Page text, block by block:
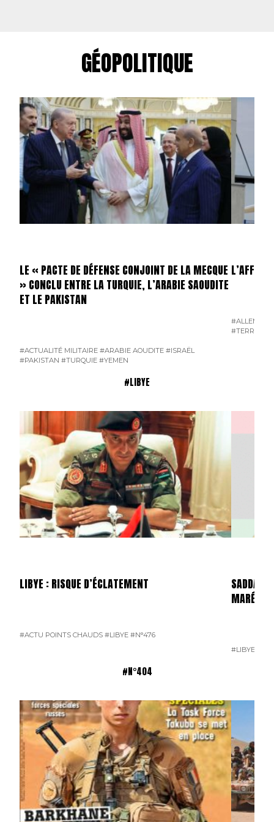
GÉOPOLITIQUE
LE « PACTE DE DÉFENSE CONJOINT DE LA MECQUE
» CONCLU ENTRE LA TURQUIE, L’ARABIE SAOUDITE
ET LE PAKISTAN
#ACTUALITÉ MILITAIRE #ARABIE AOUDITE #ISRAËL
#PAKISTAN #TURQUIE #YEMEN
#LIBYE
LIBYE : RISQUE D’ÉCLATEMENT
#ACTU POINTS CHAUDS #LIBYE #N°476
SADDAM
#LIBYE
#N°404